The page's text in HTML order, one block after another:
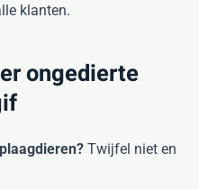
klanten.
ongedierte
Twijfel niet en